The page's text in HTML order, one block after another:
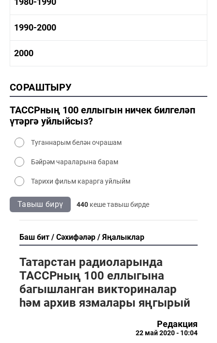
1970-1980 мәдәният
1980-1990 тарих
1980-1990 мәдәният
1990-2000
1990-2000 мәдәният
2000
2000 сәнәгать
2000 мәдәният
СОРАШТЫРУ
ТАССРның 100 еллыгын ничек билгеләп
үтәргә уйлыйсыз?
Туганнарым белән очрашам
Бәйрәм чараларына барам
Тарихи фильм карарга уйлыйм
Тавыш бирү 440 кеше тавыш бирде
Баш бит Сәхифәләр Яңалыклар
Татарстан радиоларында
ТАССРның 100 еллыгына
багышланган викториналар
һәм архив язмалары яңгырый
Редакция
22 май 2020 - 10:04